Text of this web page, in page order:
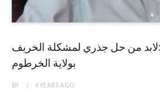
من حل جذري لمشكلة الخريف
بولاية الخرطوم
BY 4 YEARSAGO